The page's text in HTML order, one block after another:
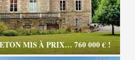
MIS À PRIX… 760 000 € !